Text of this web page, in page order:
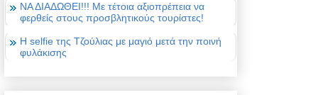
ΝΑ ΔΙΑΔΩΘΕΙ!!! Με τέτοια αξιοπρέπεια να
φερθείς στους προσβλητικούς τουρίστες!
Η selfie της Τζούλιας με μαγιό μετά την ποινή
φυλάκισης